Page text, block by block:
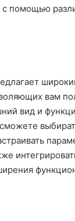
с помощью
вам
вид и